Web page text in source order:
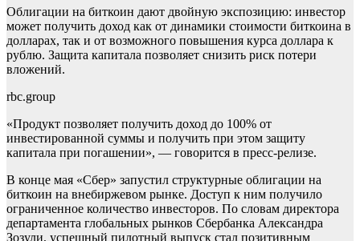
Облигации на биткоин дают двойную экспозицию: инвестор
может получить доход как от динамики стоимости биткоина в
долларах, так и от возможного повышения курса доллара к
рублю. Защита капитала позволяет снизить риск потери
вложений.
rbc.group
«Продукт позволяет получить доход до 100% от
инвестированной суммы и получить при этом защиту
капитала при погашении», — говорится в пресс-релизе.
В конце мая «Сбер» запустил структурные облигации на
биткоин на внебиржевом рынке. Доступ к ним получило
ограниченное количество инвесторов. По словам директора
департамента глобальных рынков Сбербанка Александра
Зозули, успешный пилотный выпуск стал позитивным